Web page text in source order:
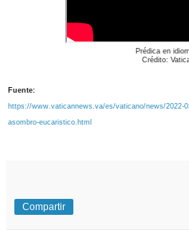
Prédica en
Crédito:
Fuente:
https://www.vaticannews.va/es/vaticano/news/2022-
asombro-eucaristico.html
Compartir